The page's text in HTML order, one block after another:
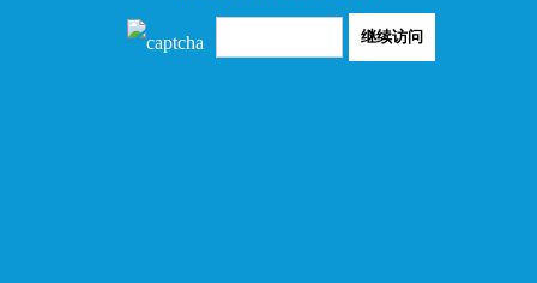
继续访问